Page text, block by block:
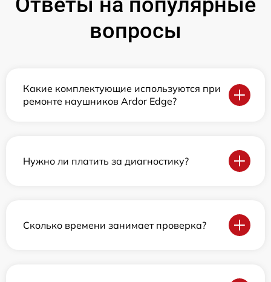
вопросы
Какие комплектующие используются при
ремонте наушников Ardor Edge?
Нужно ли платить за диагностику?
Сколько времени занимает проверка?